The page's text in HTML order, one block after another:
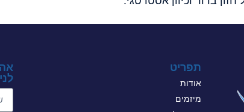
תפריט
אודות
מיזמים